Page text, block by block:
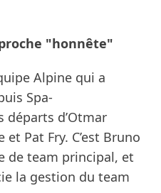
"honnête"
Alpine qui a
Spa-
départs d’Otmar
et Pat Fry. C’est Bruno
de team principal, et
la gestion du team